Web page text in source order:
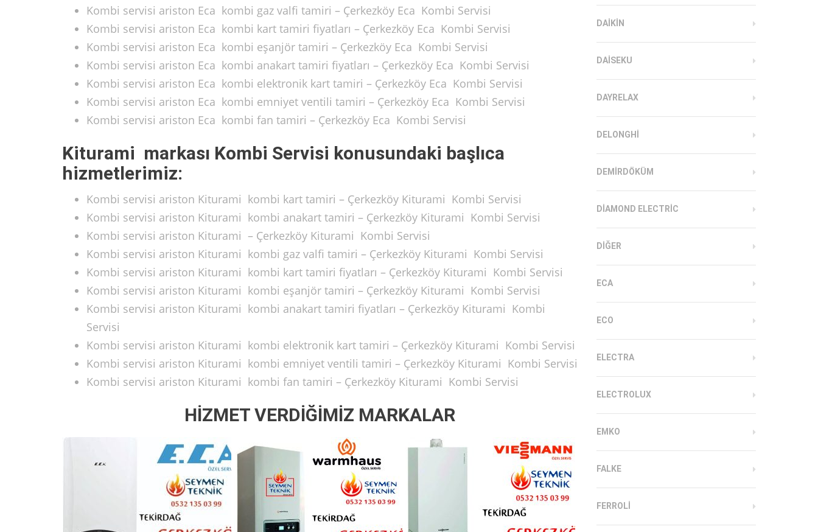
Kombi servisi ariston Eca kombi gaz valfi tamiri – Çerkezköy Eca Kombi Servisi
Kombi servisi ariston Eca kombi kart tamiri fiyatları – Çerkezköy Eca Kombi Servisi
Kombi servisi ariston Eca kombi eşanjör tamiri – Çerkezköy Eca Kombi Servisi
Kombi servisi ariston Eca kombi anakart tamiri fiyatları – Çerkezköy Eca Kombi Servisi
Kombi servisi ariston Eca kombi elektronik kart tamiri – Çerkezköy Eca Kombi Servisi
Kombi servisi ariston Eca kombi emniyet ventili tamiri – Çerkezköy Eca Kombi Servisi
Kombi servisi ariston Eca kombi fan tamiri – Çerkezköy Eca Kombi Servisi
Kiturami markası Kombi Servisi konusundaki başlıca
hizmetlerimiz:
Kombi servisi ariston Kiturami kombi kart tamiri – Çerkezköy Kiturami Kombi Servisi
Kombi servisi ariston Kiturami kombi anakart tamiri – Çerkezköy Kiturami Kombi Servisi
Kombi servisi ariston Kiturami – Çerkezköy Kiturami Kombi Servisi
Kombi servisi ariston Kiturami kombi gaz valfi tamiri – Çerkezköy Kiturami Kombi Servisi
Kombi servisi ariston Kiturami kombi kart tamiri fiyatları – Çerkezköy Kiturami Kombi Servisi
Kombi servisi ariston Kiturami kombi eşanjör tamiri – Çerkezköy Kiturami Kombi Servisi
Kombi servisi ariston Kiturami kombi anakart tamiri fiyatları – Çerkezköy Kiturami Kombi
Servisi
Kombi servisi ariston Kiturami kombi elektronik kart tamiri – Çerkezköy Kiturami Kombi Servisi
Kombi servisi ariston Kiturami kombi emniyet ventili tamiri – Çerkezköy Kiturami Kombi Servisi
Kombi servisi ariston Kiturami kombi fan tamiri – Çerkezköy Kiturami Kombi Servisi
HİZMET VERDİĞİMİZ MARKALAR
DAIKIN
DAISEKU
DAYRELAX
DELONGHI
DEMIRDÖKÜM
DIAMOND ELECTRIC
DIĞER
ECA
ECO
ELECTRA
ELECTROLUX
EMKO
FALKE
FERROLI